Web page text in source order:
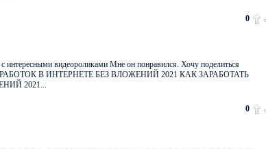
0
интересными видеороликами Мне он понравился. Хочу поделиться
В ИНТЕРНЕТЕ БЕЗ ВЛОЖЕНИЙ 2021 КАК ЗАРАБОТАТЬ
2021...
0